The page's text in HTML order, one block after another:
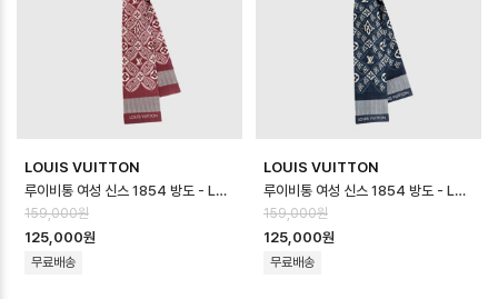
LOUIS VUITTON
루이비통 여성 신스 1854 방도 - Louis vuitton Womens Synth 18…
159,000원
125,000원
무료배송
LOUIS VUITTON
루이비통 여성 신스 1854 방도 - Louis vuitton Womens Synth 18…
159,000원
125,000원
무료배송